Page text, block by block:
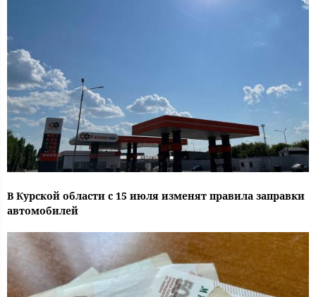
В Курской области с 15 июля изменят правила заправки
автомобилей